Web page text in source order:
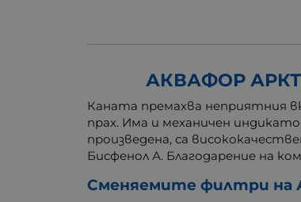
АКВАФОР
Каната премахва неприятния
прах. Има и механичен
произведена, са
Бисфенол А. Благодарение на
Сменяемите филтри на